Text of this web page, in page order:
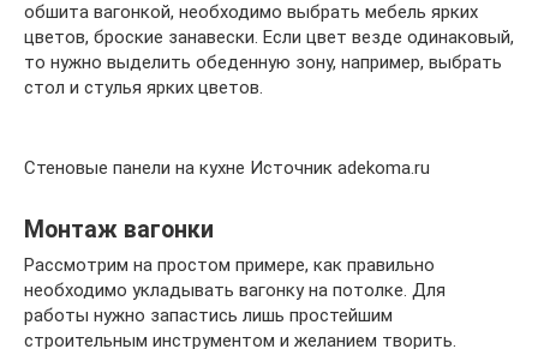
обшита вагонкой, необходимо выбрать мебель ярких
цветов, броские занавески. Если цвет везде одинаковый,
то нужно выделить обеденную зону, например, выбрать
стол и стулья ярких цветов.
Стеновые панели на кухне Источник adekoma.ru
Монтаж вагонки
Рассмотрим на простом примере, как правильно
необходимо укладывать вагонку на потолке. Для
работы нужно запастись лишь простейшим
строительным инструментом и желанием творить.